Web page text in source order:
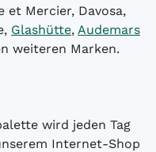
et Mercier, Davosa,
Glashütte, Audemars
weiteren Marken.
wird jeden Tag
Internet-Shop